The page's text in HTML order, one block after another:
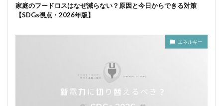
家庭のフードロスはなぜ減らない？原因と今日からできる対策
【SDGs視点・2026年版】
エネルギー